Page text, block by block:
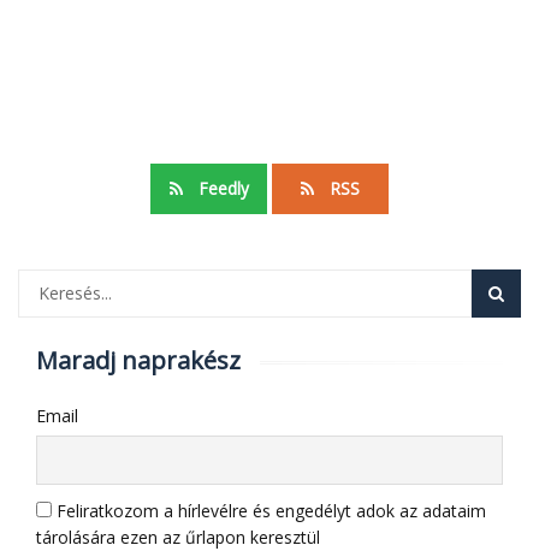
Feedly RSS
Maradj naprakész
Email
Feliratkozom a hírlevélre és engedélyt adok az adataim
tárolására ezen az űrlapon keresztül